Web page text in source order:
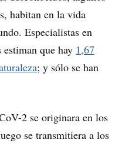
habitan en la vida
Especialistas en
estiman que hay 1,67
; y sólo se han
2 se originara en los
se transmitiera a los